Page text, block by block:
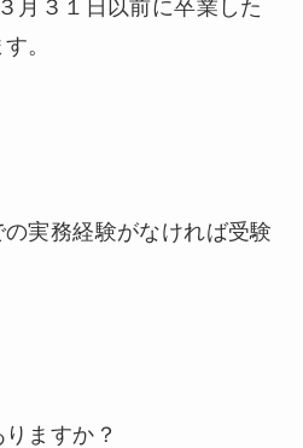
月３１日以前に卒業した
。
実務経験がなければ受験
ますか？